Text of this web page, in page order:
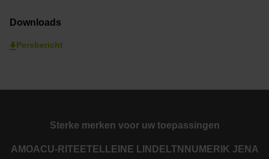
Downloads
Persbericht
Sterke merken voor uw toepassingen
AMOACU-RITE ETEL LEINE LINDE LTN NUMERIK JENA